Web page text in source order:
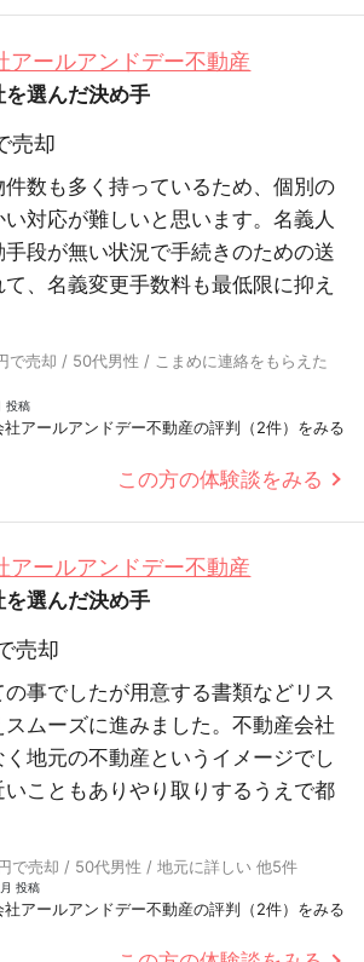
アールアンドデー不動産
を選んだ決め手
売却
数も多く持っているため、個別の
対応が難しいと思います。名義人
段が無い状況で手続きのための送
、名義変更手数料も最低限に抑え
で売却 / 50代男性 / こまめに連絡をもらえた
投稿
社アールアンドデー不動産の評判（2件）をみる
この方の体験談をみる
アールアンドデー不動産
を選んだ決め手
売却
事でしたが用意する書類などリス
スムーズに進みました。不動産会社
地元の不動産というイメージでし
こともありやり取りするうえで都
で売却 / 50代男性 / 地元に詳しい 他5件
投稿
社アールアンドデー不動産の評判（2件）をみる